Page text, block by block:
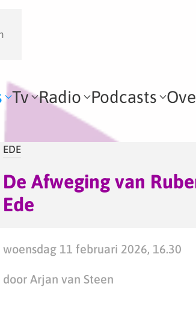
Tv Radio Podcasts
EDE
De Afweging van
Ede
woensdag 11 februari 2026, 16.30
door Arjan van Steen